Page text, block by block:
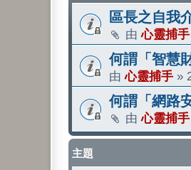
區長之自我
由心靈捕手
何謂「智慧
由心靈捕手 »
何謂「網路
由心靈捕手
主題